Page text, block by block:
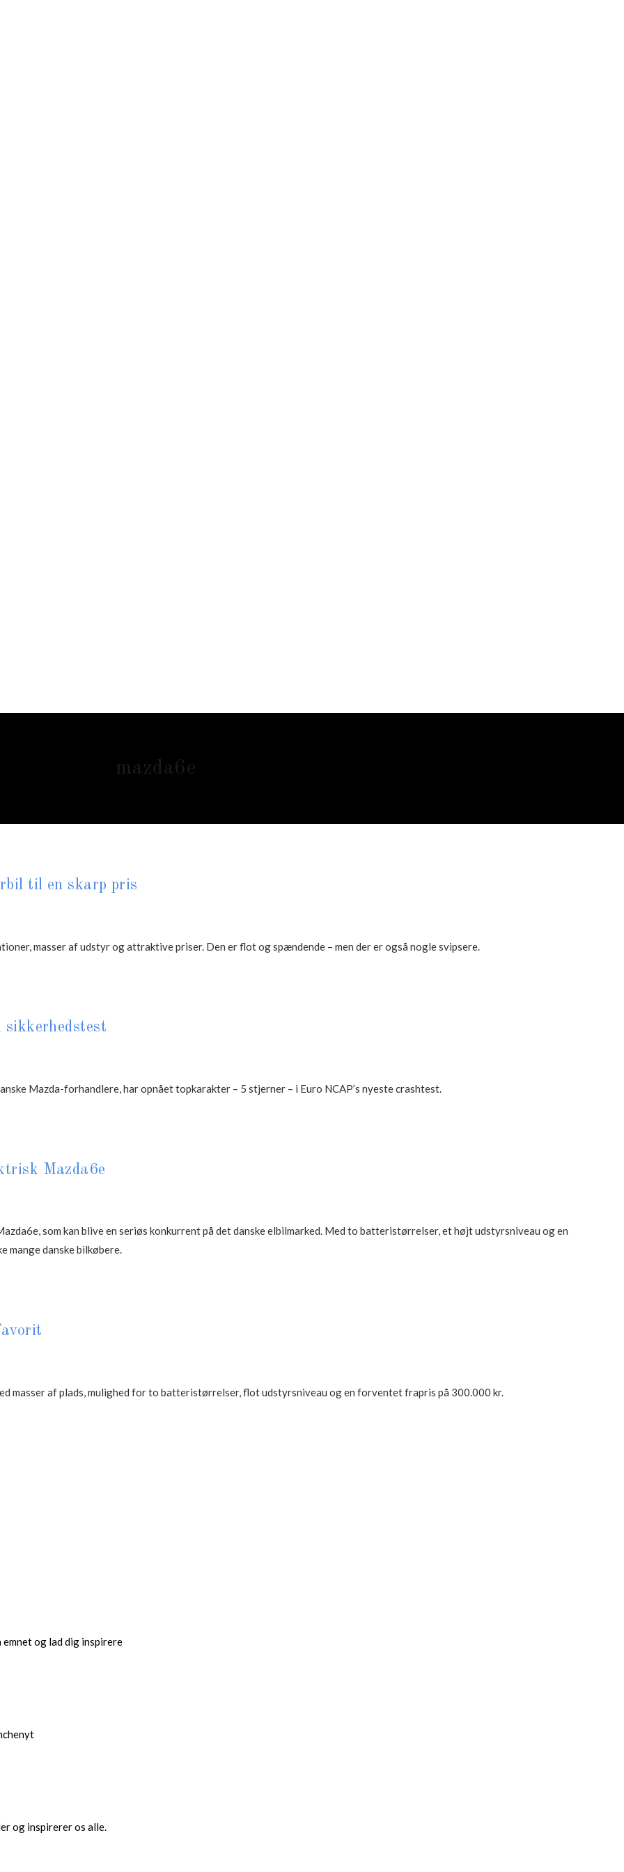
mazda6e
til en skarp pris
masser af udstyr og attraktive priser. Den er flot og spændende – men der er også nogle svipsere.
Mazda-forhandlere, har opnået topkarakter – 5 stjerner – i Euro NCAP’s nyeste crashtest.
Mazda6e
som kan blive en seriøs konkurrent på det danske elbilmarked. Med to batteristørrelser, et højt udstyrsniveau og en
danske bilkøbere.
masser af plads, mulighed for to batteristørrelser, flot udstyrsniveau og en forventet frapris på 300.000 kr.
og lad dig inspirere
og inspirerer os alle.